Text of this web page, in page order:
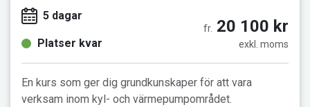
5 dagar
Platser kvar
fr. 20 100 kr
exkl. moms
En kurs som ger dig grundkunskaper för att vara
verksam inom kyl- och värmepumpområdet.